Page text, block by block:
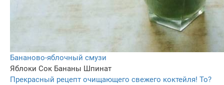
Бананово-яблочный смузи
Яблоки Сок Бананы Шпинат
Прекрасный рецепт очищающего свежего коктейля! То?